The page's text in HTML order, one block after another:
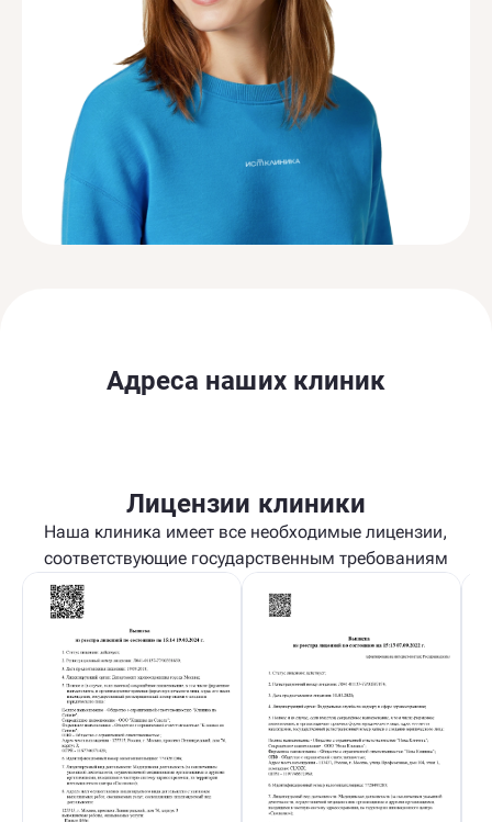
Адреса наших клиник
Лицензии клиники
Наша клиника имеет все необходимые лицензии,
соответствующие государственным требованиям